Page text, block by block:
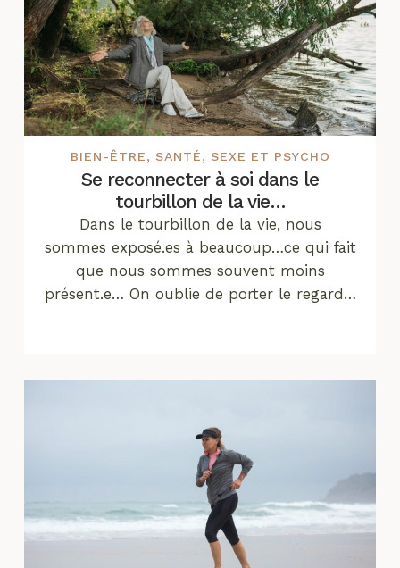
BIEN-ÊTRE, SANTÉ, SEXE ET PSYCHO
Se reconnecter à soi dans le
tourbillon de la vie…
Dans le tourbillon de la vie, nous
sommes exposé.es à beaucoup…ce qui fait
que nous sommes souvent moins
présent.e… On oublie de porter le regard…